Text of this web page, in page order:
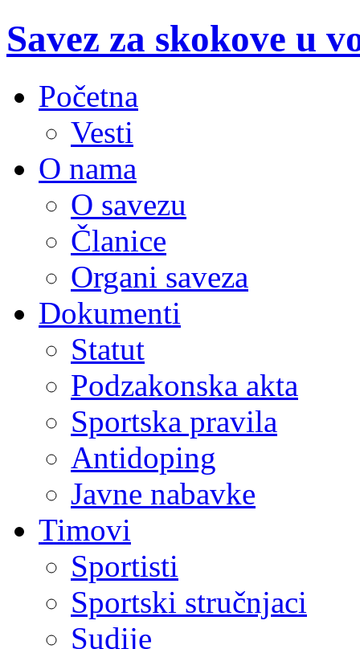
Savez za skokove u
Početna
Vesti
O nama
O savezu
Članice
Organi saveza
Dokumenti
Statut
Podzakonska akta
Sportska pravila
Antidoping
Javne nabavke
Timovi
Sportisti
Sportski stručnjaci
Sudije